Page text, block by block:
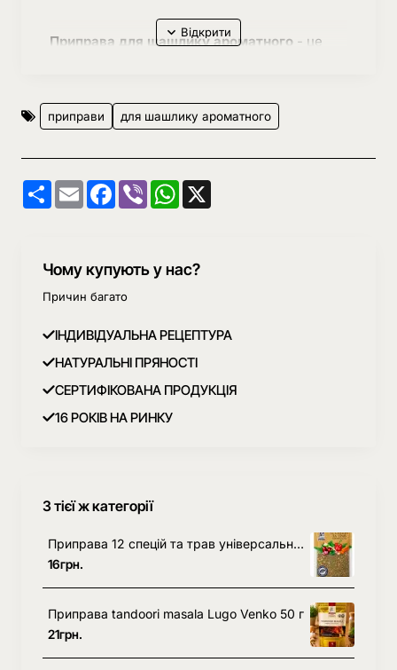
Приправа для шашлику ароматного - це
на природі біля річки. Шашлик можна
готувати з різних видів м'яса: з курки,
страви. Наша приправа є універсальним і
духовці. Крім того нашу суміш спецій для
приготуванні м'яса на вугіллі, тушкованого
м'яса в духовці, або ж смаженого м'яса на
приправи для шашлику ароматного
ShareEmail Facebook
Viber WhatsApp
Чому купують у нас?
Причин багато
ІНДИВІДУАЛЬНА РЕЦЕПТУРА
НАТУРАЛЬНІ ПРЯНОСТІ
СЕРТИФІКОВАНА ПРОДУКЦІЯ
16 РОКІВ НА РИНКУ
З тієї ж категорії
Приправа 12 спецій та трав універсальна Lugo Venko 25 г
16грн.
Приправа tandoori masala Lugo Venko 50 г
21грн.